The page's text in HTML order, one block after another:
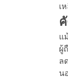
เ
แ
ผู้
ล
น